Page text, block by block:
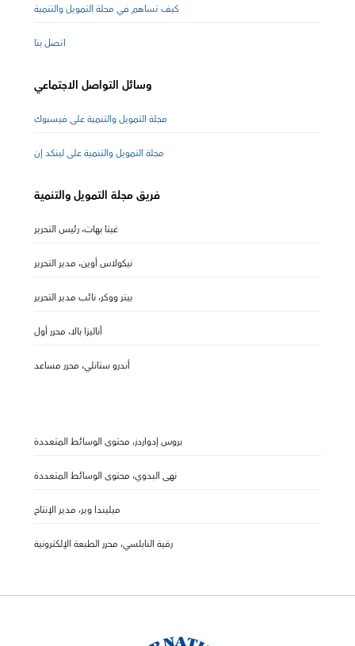
كيف تساهم في مجلة التمويل والتنمية
اتصل بنا
وسائل التواصل الاجتماعي
مجلة التمويل والتنمية على فيسبوك
مجلة التمويل والتنمية على لينكد إن
فريق مجلة التمويل والتنمية
غيتا بهات، رئيس التحرير
نيكولاس أوين، مدير التحرير
بيتر ووكر، نائب مدير التحرير
أناليزا بالا، محرر أول
أندرو ستانلي، محرر مساعد
بروس إدواردز، محتوى الوسائط المتعددة
نهى البدوي، محتوى الوسائط المتعددة
ميليندا وير، مدير الإنتاج
رقية النابلسي، محرر الطبعة الإلكترونية